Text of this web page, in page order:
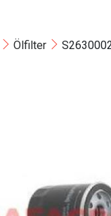
Ölfilter